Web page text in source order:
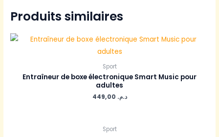
Produits similaires
Sport
Entraîneur de boxe électronique Smart Music pour
adultes
د.م.
Sport